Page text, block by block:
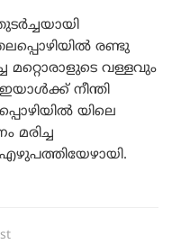
രണ്ടു
വള്ളവും
നീന്തി
യിലെ
മരിച്ച